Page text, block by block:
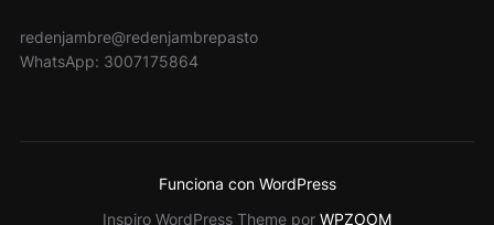
redenjambre@redenjambrepasto
WhatsApp: 3007175864
Funciona con WordPress
Inspiro WordPress Theme por WPZOOM